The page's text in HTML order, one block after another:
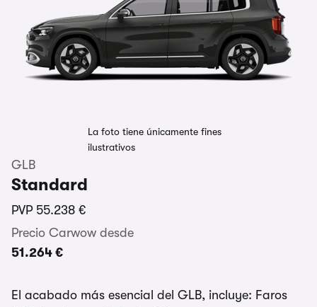
La foto tiene únicamente fines
ilustrativos
GLB
Standard
PVP 55.238 €
Precio Carwow desde
51.264 €
El acabado más esencial del GLB, incluye: Faros